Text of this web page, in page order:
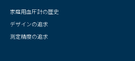
家庭用血圧計の歴史
デザインの追求
測定精度の追求